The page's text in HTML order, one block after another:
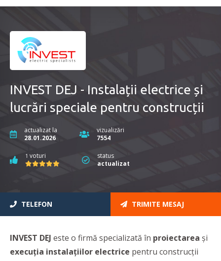
INVEST DEJ - Instalații electrice și
lucrări speciale pentru construcții
actualizat la
28.01.2026
vizualizări
7554
1 voturi
status
actualizat
TELEFON TRIMITE MESAJ
INVEST DEJ este o firmă specializată în proiectarea și
execuția instalațiilor electrice pentru construcţii